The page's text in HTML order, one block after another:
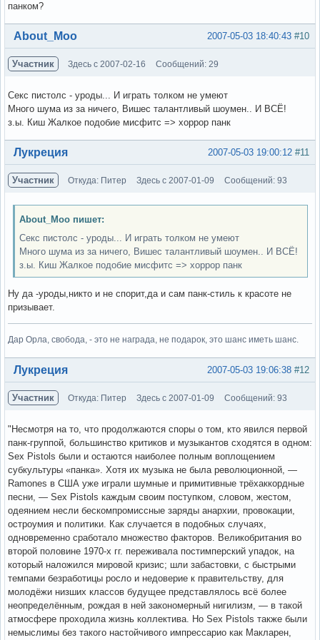
панком?
Вне форума #10
2007-05-03 18:40:43
About_Moo
Участник Здесь с 2007-02-16 Сообщений: 29
Секс пистолс - уроды... И играть толком не умеют
Много шума из за ничего, Вишес талантливый шоумен.. И ВСЁ!
з.ы. Киш Жалкое подобие мисфитс => хоррор панк
Вне форума #11
2007-05-03 19:00:12
Лукреция
Участник Откуда: Питер Здесь с 2007-01-09 Сообщений: 93
About_Moo пишет:
Секс пистолс - уроды... И играть толком не умеют
Много шума из за ничего, Вишес талантливый шоумен.. И ВСЁ!
з.ы. Киш Жалкое подобие мисфитс => хоррор панк
Ну да -уроды,никто и не спорит,да и сам панк-стиль к красоте не
призывает.
Дар Орла, свобода, - это не награда, не подарок, это шанс иметь шанс.
Вне форума #12
2007-05-03 19:06:38
Лукреция
Участник Откуда: Питер Здесь с 2007-01-09 Сообщений: 93
"Несмотря на то, что продолжаются споры о том, кто явился первой
панк-группой, большинство критиков и музыкантов сходятся в одном:
Sex Pistols были и остаются наиболее полным воплощением
субкультуры «панка». Хотя их музыка не была революционной, —
Ramones в США уже играли шумные и примитивные трёхаккордные
песни, — Sex Pistols каждым своим поступком, словом, жестом,
одеянием несли бескомпромиссные заряды анархии, провокации,
остроумия и политики. Как случается в подобных случаях,
одновременно сработало множество факторов. Великобритания во
второй половине 1970-х гг. переживала постимперский упадок, на
который наложился мировой кризис; шли забастовки, с быстрыми
темпами безработицы росло и недоверие к правительству, для
молодёжи низших классов будущее представлялось всё более
неопределённым, рождая в ней закономерный нигилизм, — в такой
атмосфере проходила жизнь коллектива. Но Sex Pistols также были
немыслимы без такого настойчивого импрессарио как Макларен,